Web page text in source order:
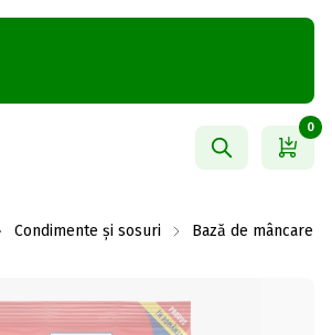
0
Condimente și sosuri Bază de mâncare